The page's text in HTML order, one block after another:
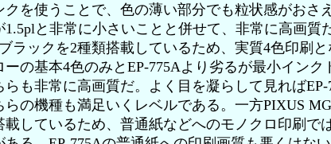
クを使うことで、色の薄い部分でも粒状感がおさ
と非常に小さいことと併せて、非常に高画質
ラックを2種類搭載しているため、実質4色印刷
の基本4色のみとEP-775Aより劣るが最小イン
も非常に高画質だ。よく目を凝らして見れば
の機種も満足いくレベルである。一方PIXUS
載しているため、普通紙などへのモノクロ印刷で